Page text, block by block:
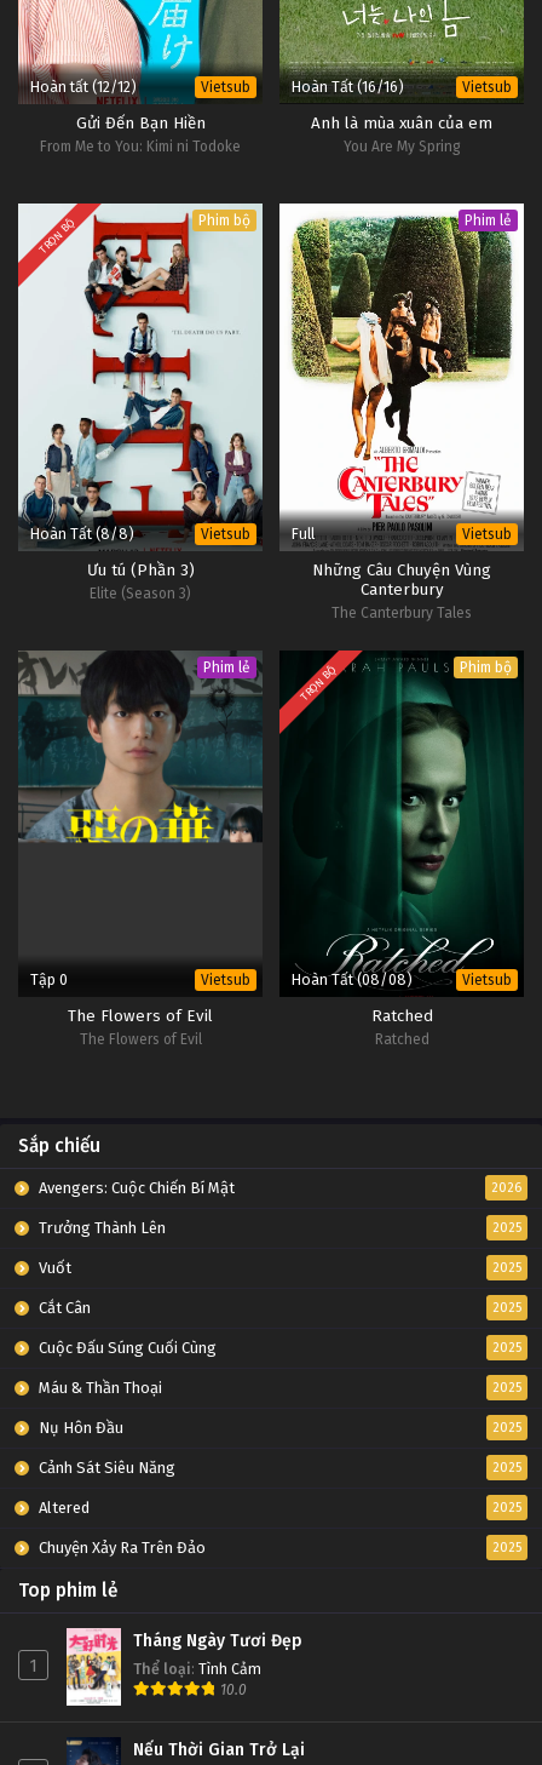
Hoàn tất (12/12) Vietsub
Gửi Đến Bạn Hiền
From Me to You: Kimi ni Todoke
Hoàn Tất (16/16) Vietsub
Anh là mùa xuân của em
You Are My Spring
TRỌN BỘ Phim bộ
Hoàn Tất (8/8) Vietsub
Ưu tú (Phần 3)
Elite (Season 3)
Phim lẻ
Full Vietsub
Những Câu Chuyện Vùng
Canterbury
The Canterbury Tales
Phim lẻ
Tập 0 Vietsub
The Flowers of Evil
The Flowers of Evil
TRỌN BỘ Phim bộ
Hoàn Tất (08/08) Vietsub
Ratched
Ratched
Sắp chiếu
Avengers: Cuộc Chiến Bí Mật 2026
Trưởng Thành Lên 2025
Vuốt 2025
Cắt Cân 2025
Cuộc Đấu Súng Cuối Cùng 2025
Máu & Thần Thoại 2025
Nụ Hôn Đầu 2025
Cảnh Sát Siêu Năng 2025
Altered 2025
Chuyện Xảy Ra Trên Đảo 2025
Top phim lẻ
1
Tháng Ngày Tươi Đẹp
Thể loại: Tình Cảm
10.0
Nếu Thời Gian Trở Lại